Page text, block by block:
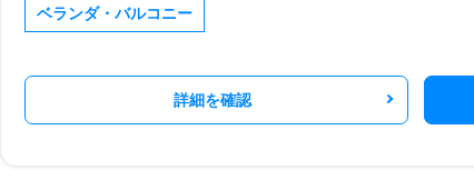
ベランダ・バルコニー
詳細を確認